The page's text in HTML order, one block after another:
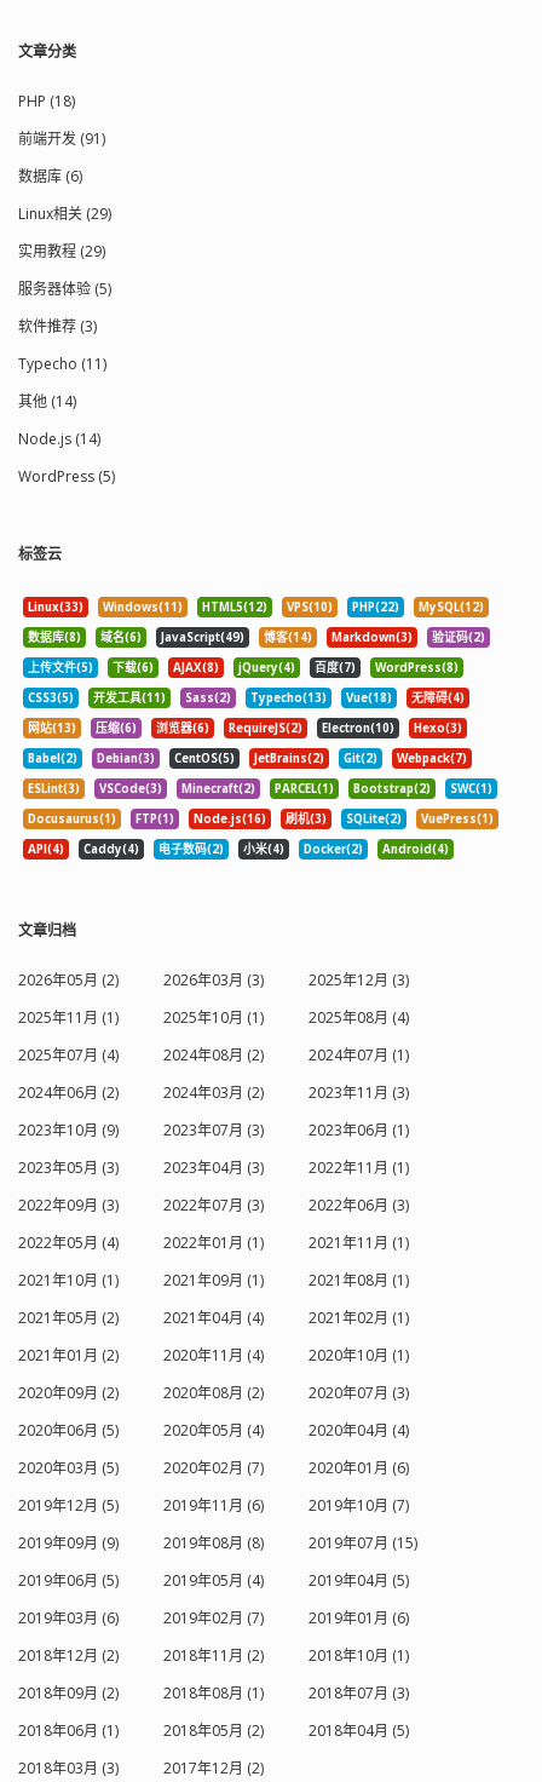
文章分类
PHP (18)
前端开发 (91)
数据库 (6)
Linux相关 (29)
实用教程 (29)
服务器体验 (5)
软件推荐 (3)
Typecho (11)
其他 (14)
Node.js (14)
WordPress (5)
标签云
Linux(33) Windows(11) HTML5(12) VPS(10) PHP(22)
MySQL(12)
数据库(8)
域名(6) JavaScript(49) 博客(14) Markdown(3)
验证码(2)
上传文件(5)
下载(6) AJAX(8) jQuery(4) 百度(7)
WordPress(8)
CSS3(5)
开发工具(11) Sass(2) Typecho(13) Vue(18)
无障碍(4)
网站(13)
压缩(6) 浏览器(6) RequireJS(2) Electron(10)
Hexo(3)
Babel(2)
Debian(3) CentOS(5) JetBrains(2) Git(2)
Webpack(7)
ESLint(3)
VSCode(3) Minecraft(2) PARCEL(1) Bootstrap(2)
SWC(1)
Docusaurus(1)
FTP(1) Node.js(16) 刷机(3) SQLite(2)
VuePress(1)
API(4)
Caddy(4) 电子数码(2) 小米(4) Docker(2) Android(4)
文章归档
2026年05月 (2) 2026年03月 (3)
2025年12月 (3)
2025年11月 (1)
2025年10月 (1)
2025年08月 (4)
2025年07月 (4)
2024年08月 (2)
2024年07月 (1)
2024年06月 (2)
2024年03月 (2)
2023年11月 (3)
2023年10月 (9)
2023年07月 (3)
2023年06月 (1)
2023年05月 (3)
2023年04月 (3)
2022年11月 (1)
2022年09月 (3)
2022年07月 (3)
2022年06月 (3)
2022年05月 (4)
2022年01月 (1)
2021年11月 (1)
2021年10月 (1)
2021年09月 (1)
2021年08月 (1)
2021年05月 (2)
2021年04月 (4)
2021年02月 (1)
2021年01月 (2)
2020年11月 (4)
2020年10月 (1)
2020年09月 (2)
2020年08月 (2)
2020年07月 (3)
2020年06月 (5)
2020年05月 (4)
2020年04月 (4)
2020年03月 (5)
2020年02月 (7)
2020年01月 (6)
2019年12月 (5)
2019年11月 (6)
2019年10月 (7)
2019年09月 (9)
2019年08月 (8)
2019年07月 (15)
2019年06月 (5)
2019年05月 (4)
2019年04月 (5)
2019年03月 (6)
2019年02月 (7)
2019年01月 (6)
2018年12月 (2)
2018年11月 (2)
2018年10月 (1)
2018年09月 (2)
2018年08月 (1)
2018年07月 (3)
2018年06月 (1)
2018年05月 (2)
2018年04月 (5)
2018年03月 (3)
2017年12月 (2)